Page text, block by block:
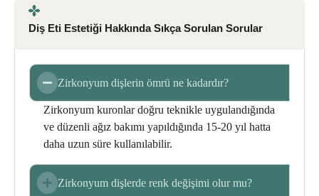
Diş Eti Estetiği Hakkında Sıkça Sorulan Sorular
Zirkonyum dişlerin ömrü ne kadardır?
Zirkonyum kuronlar doğru teknikle uygulandığında
ve düzenli ağız bakımı yapıldığında 15-20 yıl hatta
daha uzun süre kullanılabilir.
Zirkonyum dişlerde renk değişimi olur mu?